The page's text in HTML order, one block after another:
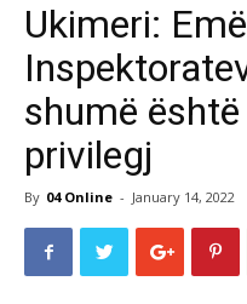
Ukimeri:
shumë
privilegj
By 04 Online - January 14, 2022